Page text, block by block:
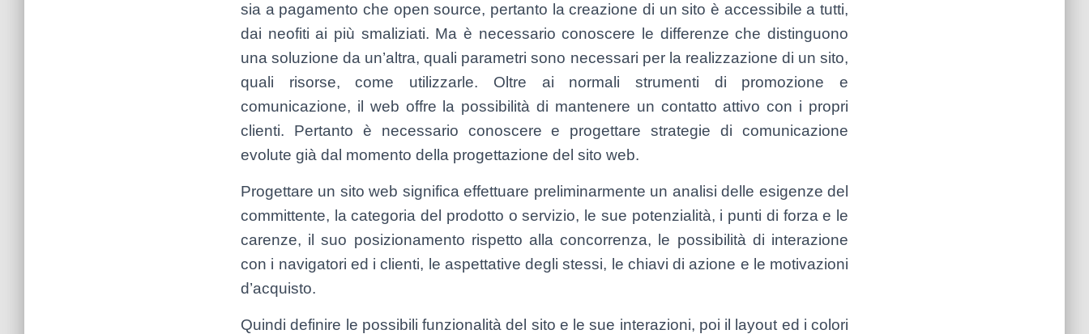
sia a pagamento che open source, pertanto la creazione di un sito è accessibile a tutti,
dai neofiti ai più smaliziati. Ma è necessario conoscere le differenze che distinguono
una soluzione da un’altra, quali parametri sono necessari per la realizzazione di un sito,
quali risorse, come utilizzarle. Oltre ai normali strumenti di promozione e
comunicazione, il web offre la possibilità di mantenere un contatto attivo con i propri
clienti. Pertanto è necessario conoscere e progettare strategie di comunicazione
evolute già dal momento della progettazione del sito web.
Progettare un sito web significa effettuare preliminarmente un analisi delle esigenze del
committente, la categoria del prodotto o servizio, le sue potenzialità, i punti di forza e le
carenze, il suo posizionamento rispetto alla concorrenza, le possibilità di interazione
con i navigatori ed i clienti, le aspettative degli stessi, le chiavi di azione e le motivazioni
d’acquisto.
Quindi definire le possibili funzionalità del sito e le sue interazioni, poi il layout ed i colori